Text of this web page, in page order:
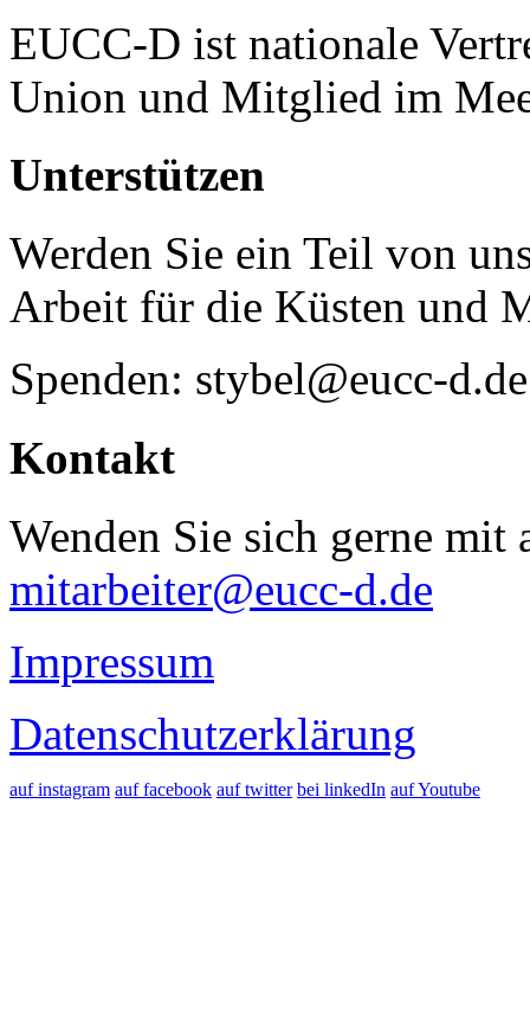
EUCC-D ist nationale
Union und Mitglied im
Unterstützen
Werden Sie ein Teil von
Arbeit für die Küsten und
Spenden: stybel@eucc-d.de
Kontakt
Wenden Sie sich gerne mit
mitarbeiter@eucc-d.de
Impressum
Datenschutzerklärung
auf instagram auf facebook auf twitter bei linkedIn auf Youtube